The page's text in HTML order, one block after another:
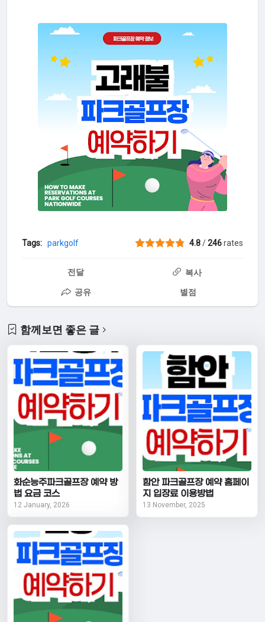
Tags: parkgolf 4.8/246rates
전달 복사
공유 별점
함께보면 좋은 글
화순능주파크골프장 예약 방
법 요금 코스
12 January, 2026
함안 파크골프장 예약 홈페이
지 입장료 이용방법
13 November, 2025